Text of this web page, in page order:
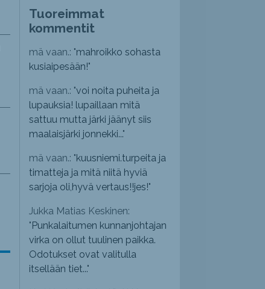
Tuoreimmat
kommentit
mä vaan.: "mahroikko sohasta
kusiaipesään!"
mä vaan.: "voi noita puheita ja
lupauksia! lupaillaan mitä
sattuu mutta järki jäänyt siis
maalaisjärki jonnekki..."
mä vaan.: "kuusniemi.turpeita ja
timatteja ja mitä niitä hyviä
sarjoja oli,hyvä vertaus!!jes!"
Jukka Matias Keskinen:
" Punkalaitumen kunnanjohtajan
virka on ollut tuulinen paikka.
Odotukset ovat valitulla
itsellään tiet..."